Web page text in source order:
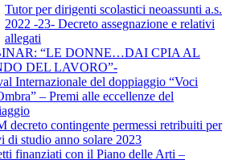
Tutor per dirigenti scolastici neoassunti a.s.
2022 -23- Decreto assegnazione e relativi
allegati
“LE DONNE…DAI CPIA AL
DEL LAVORO”-
Internazionale del doppiaggio “Voci
– Premi alle eccellenze del
decreto contingente permessi retribuiti per
di studio anno solare 2023
finanziati con il Piano delle Arti –